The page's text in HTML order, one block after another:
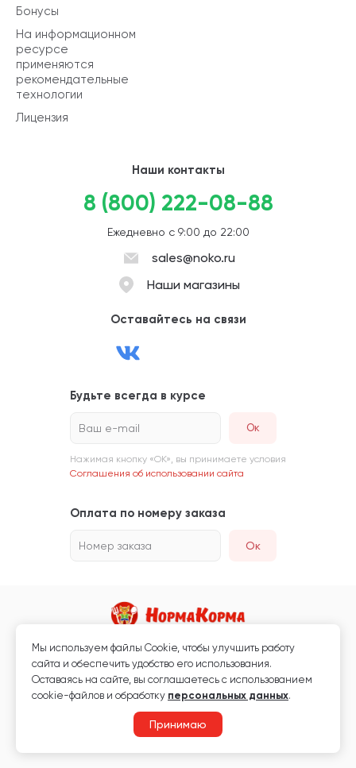
Бонусы
На информационном
ресурсе
применяются
рекомендательные
технологии
Лицензия
Наши контакты
8 (800) 222-08-88
Ежедневно с 9:00 до 22:00
sales@noko.ru
Наши магазины
Оставайтесь на связи
Будьте всегда в курсе
Ваш e-mail
Нажимая кнопку «ОК», вы принимаете условия
Соглашения об использовании сайта
Оплата по номеру заказа
Номер заказа Ок
Магазин кормов для животных и ветаптека
Любая информация, размещённая на сайте, не является публичной
офертой.
Мы используем файлы Сookie, чтобы улучшить работу
сайта и обеспечить удобство его использования.
Оставаясь на сайте, вы соглашаетесь с использованием
cookie-файлов и обработку персональных данных.
Принимаю